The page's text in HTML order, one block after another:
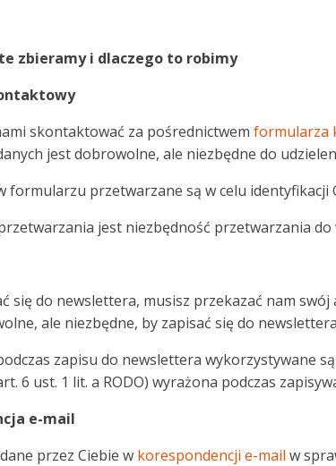
zbieramy i dlaczego to robimy
skontaktować za pośrednictwem formularza
jest dobrowolne, ale niezbędne do
formularzu przetwarzane są w celu
jest niezbędność przetwarzania do
się do newslettera, musisz przekazać nam
ale niezbędne, by zapisać się do
zapisu do newslettera wykorzystywane
6 ust. 1 lit. a RODO) wyrażona podczas
e-mail
przez Ciebie w korespondencji e-mail w